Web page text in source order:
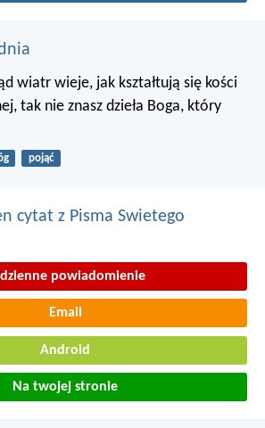
wiatr wieje, jak kształtują się kości
tak nie znasz dzieła Boga, który
pojąć
cytat z Pisma Swietego
powiadomienie
Email
Android
Na twojej stronie